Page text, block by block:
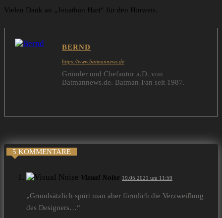
Vielen Dank an „Jonathan Hart“ für den Hinweis.
BERND
https://www.batmannews.de
Gründer und Chefautor a.D. von
Batmannews.de. Batman-Fan seit 1987.
5 KOMMENTARE
Visual Noise 19.05.2021 um 11:59
„Grundsätzlich spürt man aber förmlich die Verzweiflung
des Designers…“